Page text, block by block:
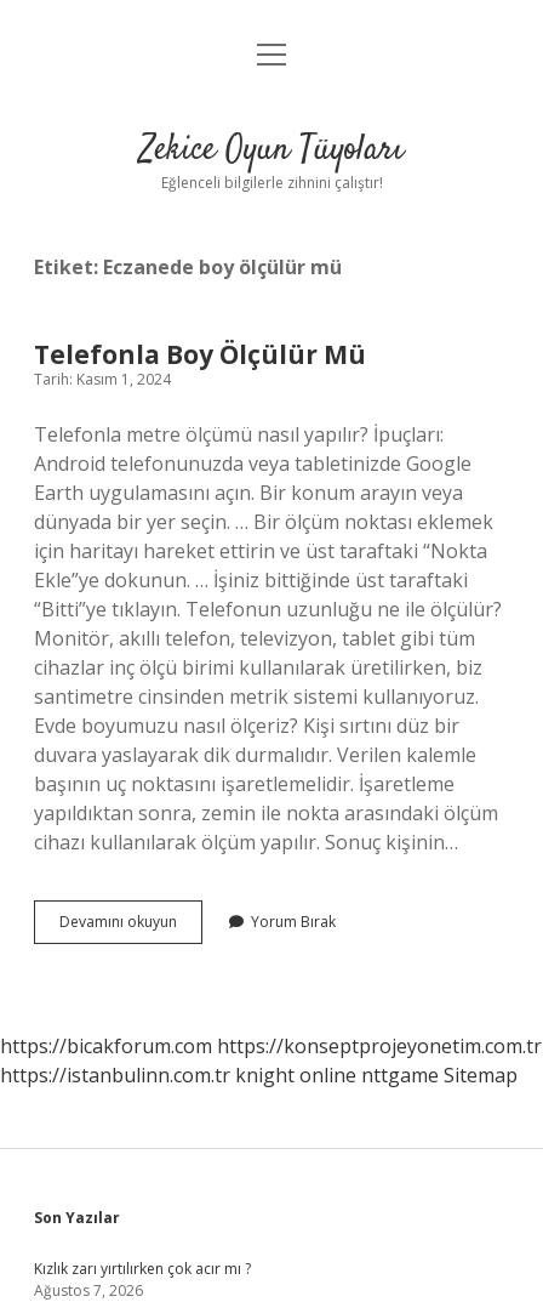
Anasayfa
Yasal Uyarı
menüyü
Zekice Oyun Tüyoları
Eğlenceli bilgilerle zihnini çalıştır!
Etiket: Eczanede boy ölçülür mü
Telefonla Boy Ölçülür Mü
Tarih: Kasım 1, 2024
Telefonla metre ölçümü nasıl yapılır? İpuçları:
Android telefonunuzda veya tabletinizde Google
Earth uygulamasını açın. Bir konum arayın veya
dünyada bir yer seçin. … Bir ölçüm noktası eklemek
için haritayı hareket ettirin ve üst taraftaki “Nokta
Ekle”ye dokunun. … İşiniz bittiğinde üst taraftaki
“Bitti”ye tıklayın. Telefonun uzunluğu ne ile ölçülür?
Monitör, akıllı telefon, televizyon, tablet gibi tüm
cihazlar inç ölçü birimi kullanılarak üretilirken, biz
santimetre cinsinden metrik sistemi kullanıyoruz.
Evde boyumuzu nasıl ölçeriz? Kişi sırtını düz bir
duvara yaslayarak dik durmalıdır. Verilen kalemle
başının uç noktasını işaretlemelidir. İşaretleme
yapıldıktan sonra, zemin ile nokta arasındaki ölçüm
cihazı kullanılarak ölçüm yapılır. Sonuç kişinin…
Devamını okuyun Telefonla
Boy
Yorum Bırak
https://bicakforum.com https://konseptprojeyonetim.com.tr
https://istanbulinn.com.tr knight online nttgame Sitemap
Sidebar
Son Yazılar
Kızlık zarı yırtılırken çok acır mı ?
Ağustos 7, 2026